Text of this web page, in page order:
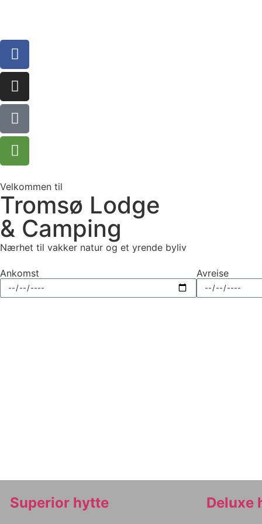
Velkommen til
Tromsø Lodge
& Camping
Nærhet til vakker natur og et yrende byliv
Ankomst Avreise
Superior hytte Deluxe